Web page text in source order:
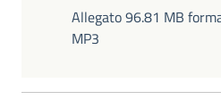
Allegato 96.81 MB
MP3